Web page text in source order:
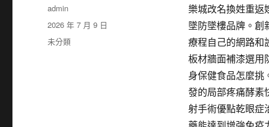
樂城改名換姓重返
墜防墜樓品牌。創
療程自己的網路和
板材牆面補漆選用
身保健食品怎麼挑
發的局部疼痛酵素
射手術優點乾眼症
作
者
admin
發
佈
日
2026 年 7 月 9 日
分
未分類